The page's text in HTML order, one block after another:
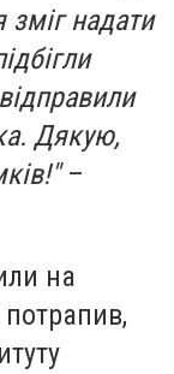
надати
Дякую,
–
на
потрапив,